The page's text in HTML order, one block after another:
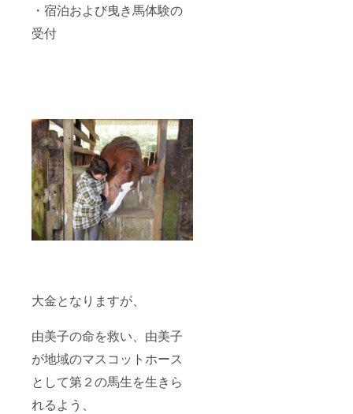
・宿泊および曳き馬体験の
受付
大金となりますが、
由美子の命を救い、由美子
が地域のマスコットホース
として第２の馬生を生きら
れるよう、